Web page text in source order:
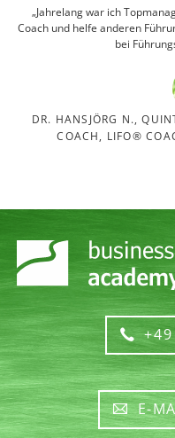
„Jahrelang war ich
Coach und helfe anderen
bei
DR. HANSJÖRG N.,
COACH, LIFO®
+49
E-